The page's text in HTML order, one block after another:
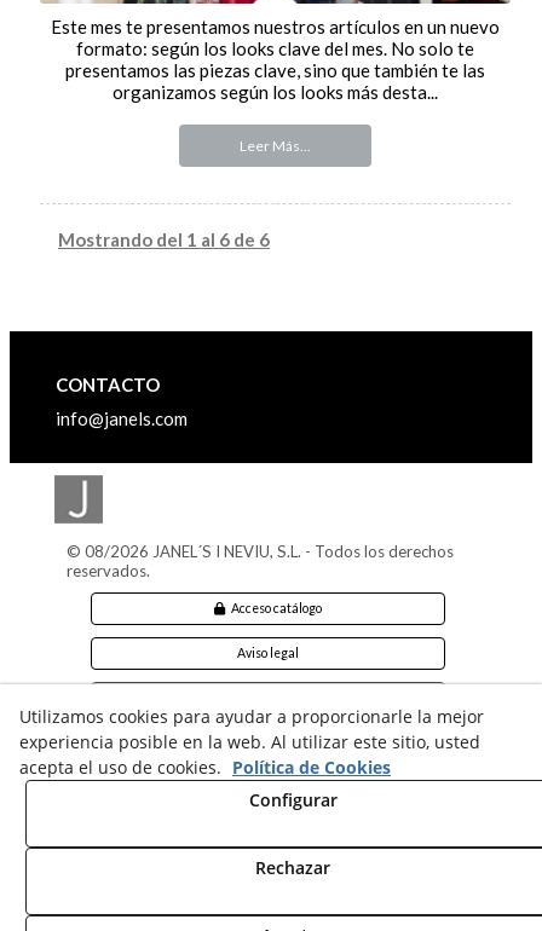
Este mes te presentamos nuestros artículos en un nuevo
formato: según los looks clave del mes. No solo te
presentamos las piezas clave, sino que también te las
organizamos según los looks más desta...
Leer Más...
Mostrando del 1 al 6 de 6
CONTACTO
info@janels.com
© 08/2026 JANEL´S I NEVIU, S.L. - Todos los derechos
reservados.
Acceso catálogo
Aviso legal
Política de privacidad
Utilizamos cookies para ayudar a proporcionarle la mejor
experiencia posible en la web. Al utilizar este sitio, usted
acepta el uso de cookies. Política de Cookies
Configurar
Rechazar